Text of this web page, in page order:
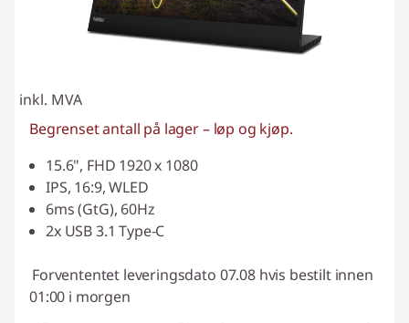
inkl. MVA
Begrenset antall på lager – løp og kjøp.
15.6", FHD 1920 x 1080
IPS, 16:9, WLED
6ms (GtG), 60Hz
2x USB 3.1 Type-C
Forvententet leveringsdato 07.08 hvis bestilt innen
01:00 i morgen